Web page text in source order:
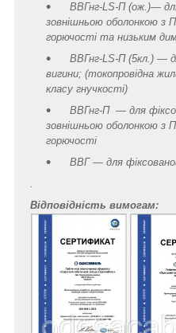
ВВГнг-LS-П (ож.)—
зовнішньою оболонкою з
горючості та низьким
ВВГнг-LS-П (5кл.) —
вигини; (токопровідна
класу гнучкості)
ВВГнг-П — для
зовнішньою оболонкою з
горючості
ВВГ — для
.
Відповідність вимогам: